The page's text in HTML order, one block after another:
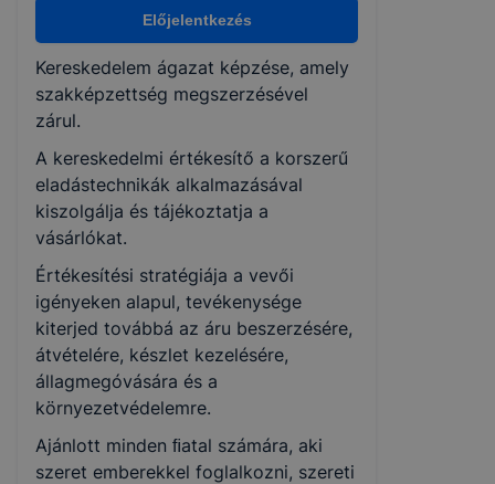
Nem válaszható
KKK/PTT
KKK letöltése (pdf)
Okleveles technikusképzés
Nem
Előjelentkezés
Kereskedelem ágazat képzése, amely
szakképzettség megszerzésével
zárul.
A kereskedelmi értékesítő a korszerű
eladástechnikák alkalmazásával
kiszolgálja és tájékoztatja a
vásárlókat.
Értékesítési stratégiája a vevői
igényeken alapul, tevékenysége
kiterjed továbbá az áru beszerzésére,
átvételére, készlet kezelésére,
állagmegóvására és a
környezetvédelemre.
Ajánlott minden ﬁatal számára, aki
szeret emberekkel foglalkozni, szereti